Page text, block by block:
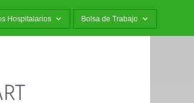
Hospitalarios Bolsa de Trabajo